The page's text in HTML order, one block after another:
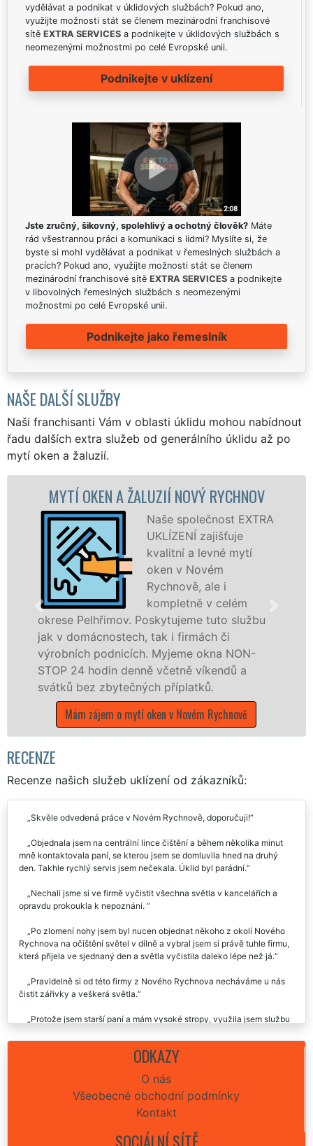
vydělávat a podnikat v úklidových službách? Pokud ano,
využijte možnosti stát se členem mezinárodní franchisové
sítě EXTRA SERVICES a podnikejte v úklidových službách s
neomezenými možnostmi po celé Evropské unii.
Podnikejte v uklízení
Jste zručný, šikovný, spolehlivý a ochotný člověk? Máte
rád všestrannou práci a komunikaci s lidmi? Myslíte si, že
byste si mohl vydělávat a podnikat v řemeslných službách a
pracích? Pokud ano, využijte možnosti stát se členem
mezinárodní franchisové sítě EXTRA SERVICES a podnikejte
v libovolných řemeslných službách s neomezenými
možnostmi po celé Evropské unii.
Podnikejte jako řemeslník
NAŠE DALŠÍ SLUŽBY
Naši franchisanti Vám v oblasti úklidu mohou nabídnout
řadu dalších extra služeb od generálního úklidu až po
mytí oken a žaluzií.
A ŽALUZIÍ NOVÝ RYCHNOV
Naše společnost EXTRA
UKLÍZENÍ zajišťuje
kvalitní a levné mytí
oken v Novém
Rychnově, ale i
kompletně v celém
Poskytujeme tuto službu
tak i firmách či
podnicích. Myjeme okna NON-
hodin denně včetně víkendů a
zbytečných příplatků.
zájem o mytí oken v Novém Rychnově
kompletní
státních
RECENZE
Skvěle odvedená práce v Novém Rychnově, doporučuji!
Objednala jsem na centrální lince čištění a během několika minut
mně kontaktovala paní, se kterou jsem se domluvila hned na druhý
Nechali jsme si ve firmě vyčistit všechna světla v kancelářích a
opravdu prokoukla k nepoznání.
Po zlomení nohy jsem byl nucen objednat někoho z okolí Nového
Rychnova na očištění světel v dílně a vybral jsem si právě tuhle firmu,
této firmy na čištění světel a jsem za to velice ráda. Jejich práci
opravdu oceňuji a cena mně velice překvapila.
ODKAZY
O nás